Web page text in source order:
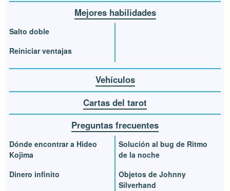
Mejores habilidades
Salto doble
Reiniciar ventajas
Vehículos
Cartas del tarot
Preguntas frecuentes
Dónde encontrar a Hideo
Kojima
Dinero infinito
Solución al bug de Ritmo
de la noche
Objetos de Johnny
Silverhand